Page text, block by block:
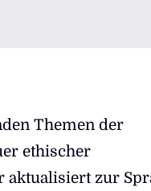
Themen der
ethischer
zur